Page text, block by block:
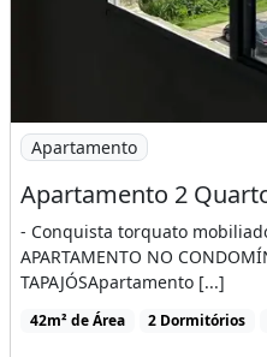
Playground
Aceita
Quantidade De
Apartamentos Por
Imagem: Apartamento 2
Apartamento
- Conquista torquato
APARTAMENTO NO
TAPAJÓSApartamento [...]
42m² de Área 2 Dormitórios